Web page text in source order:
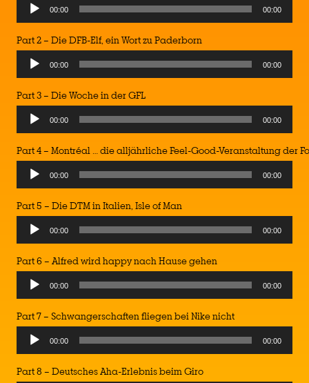
Audio
Player
00:00 00:00
Part 2 – Die DFB-Elf, ein Wort zu Paderborn
Audio
Player
00:00 00:00
Part 3 – Die Woche in der GFL
Audio
Player
00:00 00:00
Part 4 – Montréal … die alljährliche Feel-Good-Veranstaltung der
Audio
Player
00:00 00:00
Part 5 – Die DTM in Italien, Isle of Man
Audio
Player
00:00 00:00
Part 6 – Alfred wird happy nach Hause gehen
Audio
Player
00:00 00:00
Part 7 – Schwangerschaften fliegen bei Nike nicht
Audio
Player
00:00 00:00
Part 8 – Deutsches Aha-Erlebnis beim Giro